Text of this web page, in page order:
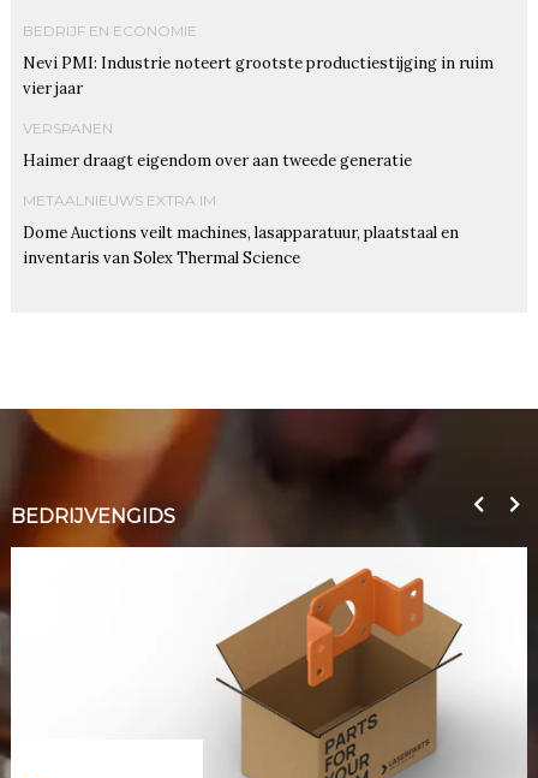
BEDRIJF EN ECONOMIE
Nevi PMI: Industrie noteert grootste productiestijging in ruim
vier jaar
VERSPANEN
Haimer draagt eigendom over aan tweede generatie
METAALNIEUWS EXTRA IM
Dome Auctions veilt machines, lasapparatuur, plaatstaal en
inventaris van Solex Thermal Science
BEDRIJVENGIDS